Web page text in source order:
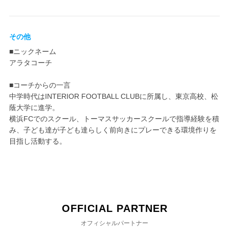
その他
■ニックネーム
アラタコーチ
■コーチからの一言
中学時代はINTERIOR FOOTBALL CLUBに所属し、東京高校、松
蔭大学に進学。
横浜FCでのスクール、トーマスサッカースクールで指導経験を積
み、子ども達が子ども達らしく前向きにプレーできる環境作りを
目指し活動する。
OFFICIAL PARTNER
オフィシャルパートナー